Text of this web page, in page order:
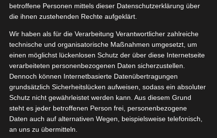
22
08, 2023
Burn my
Fat
Essen
Trinken
nupo Burn my Fat
betroffene Personen mittels dieser Datenschutzerklärung über
die ihnen zustehenden Rechte aufgeklärt.
Wir haben als für die Verarbeitung Verantwortlicher zahlreiche
technische und organisatorische Maßnahmen umgesetzt, um
einen möglichst lückenlosen Schutz der über diese Internetseite
verarbeiteten personenbezogenen Daten sicherzustellen.
Dennoch können Internetbasierte Datenübertragungen
grundsätzlich Sicherheitslücken aufweisen, sodass ein absoluter
Schutz nicht gewährleistet werden kann. Aus diesem Grund
steht es jeder betroffenen Person frei, personenbezogene
Daten auch auf alternativen Wegen, beispielsweise telefonisch,
an uns zu übermitteln.